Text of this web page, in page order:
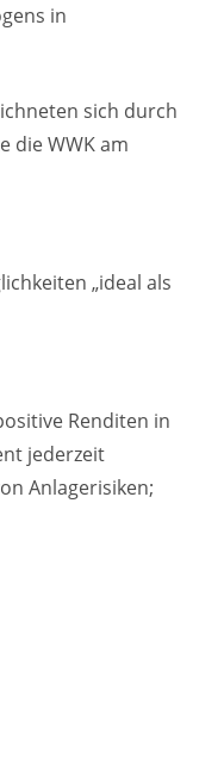
in
sich durch
die WWK am
„ideal als
Renditen in
jederzeit
Anlagerisiken;